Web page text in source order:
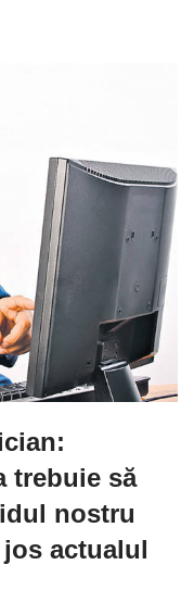
trebuie să
nostru
actualul